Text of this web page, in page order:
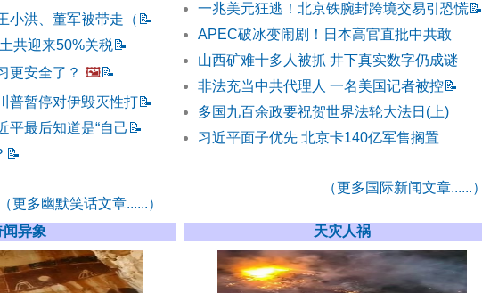
小洪、董军被带走（ 📝
共迎来50%关税📝
更安全了？ 🖼️📝
普暂停对伊毁灭性打📝
平最后知道是“自己 📝
📝
（更多幽默笑话文章......）
一兆美元狂逃！北京铁腕封跨境交易引恐慌📝
APEC破冰变闹剧！日本高官直批中共敢
山西矿难十多人被抓 井下真实数字仍成谜
非法充当中共代理人 一名美国记者被控📝
多国九百余政要祝贺世界法轮大法日(上)
习近平面子优先 北京卡140亿军售搁置
（更多国际新闻文章......）
闻异象 天灾人祸